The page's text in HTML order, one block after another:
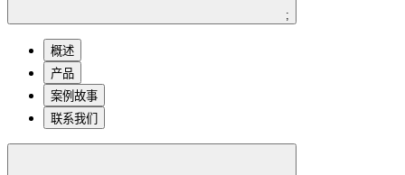
;
概述
产品
案例故事
联系我们